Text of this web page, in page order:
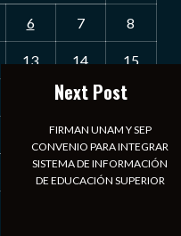
6 7 8
13 14 15
21 22
28 29
Next Post
FIRMAN UNAM Y SEP
CONVENIO PARA INTEGRAR
SISTEMA DE INFORMACIÓN
DE EDUCACIÓN SUPERIOR